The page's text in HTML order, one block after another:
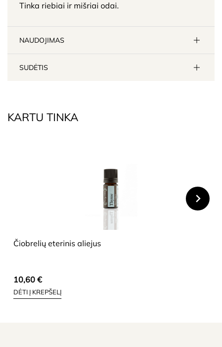
Tinka riebiai ir mišriai odai.
NAUDOJIMAS
SUDĖTIS
KARTU TINKA
Čiobrelių eterinis aliejus
10,60 €
DĖTI Į KREPŠELĮ